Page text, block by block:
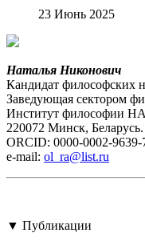
23 Июнь 2025
Наталья Никонович
Кандидат философских
Заведующая сектором
Институт философии
220072 Минск, Беларусь.
ORCID: 0000-0002-9639-
e-mail: ol_ra@list.ru
▼ Публикации